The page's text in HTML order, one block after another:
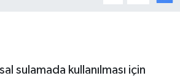
sulamada kullanılması için